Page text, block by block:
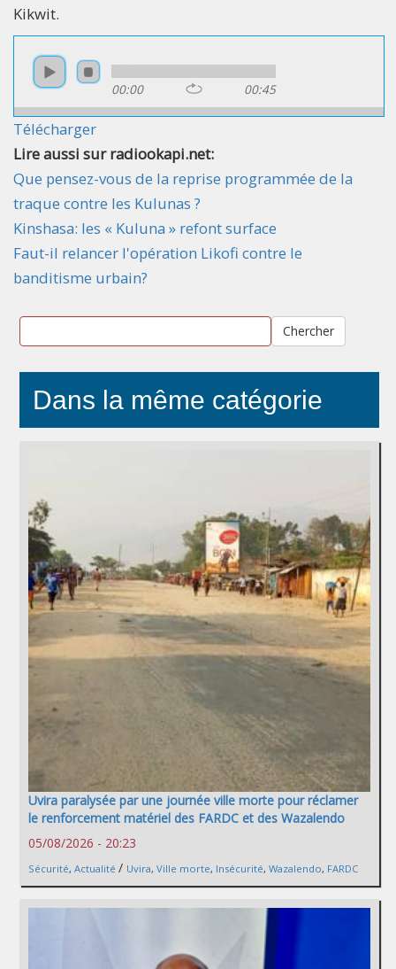
Kikwit.
00:00 00:45
Télécharger
Lire aussi sur radiookapi.net:
Que pensez-vous de la reprise programmée de la
traque contre les Kulunas ?
Kinshasa: les « Kuluna » refont surface
Faut-il relancer l'opération Likofi contre le
banditisme urbain?
Chercher
Dans la même catégorie
Uvira paralysée par une journée ville morte pour réclamer
le renforcement matériel des FARDC et des Wazalendo
05/08/2026 - 20:23
Sécurité, Actualité / Uvira, Ville morte, Insécurité, Wazalendo, FARDC